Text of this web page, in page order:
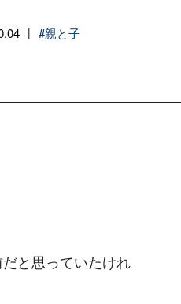
| #親と子
と思っていたけれ